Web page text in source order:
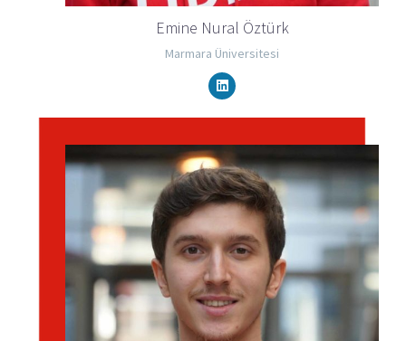
Emine Nural Öztürk
Marmara Üniversitesi